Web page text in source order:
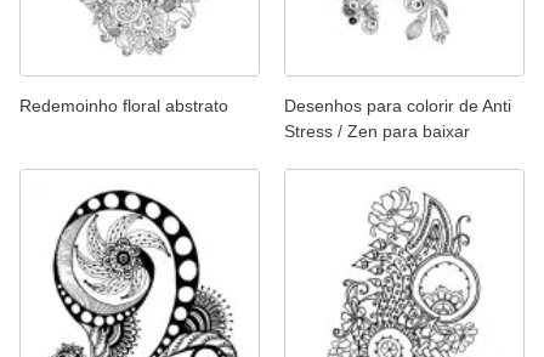
Redemoinho floral abstrato
Desenhos para colorir de Anti
Stress / Zen para baixar